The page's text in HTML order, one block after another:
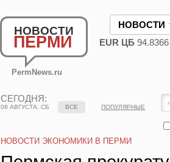
НОВОСТИ
ПЕРМИ
PermNews.ru
НОВОСТИ
EUR ЦБ 94.8366
СЕГОДНЯ:
08 АВГУСТА, СБ ВСЕ ПОПУЛЯРНЫЕ
НОВОСТИ ЭКОНОМИКИ В ПЕРМИ